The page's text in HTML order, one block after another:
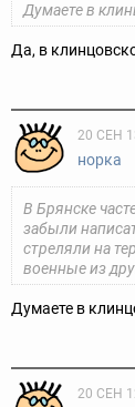
Думаете в
Да, в
20 СЕН
норка
В Брянске
забыли
стреляли на
военные из
Думаете в
20 СЕН